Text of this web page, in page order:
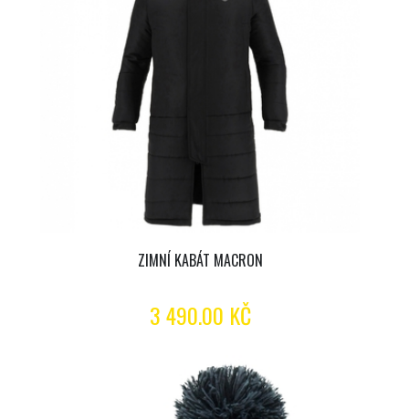
ZIMNÍ KABÁT MACRON
3 490.00 KČ